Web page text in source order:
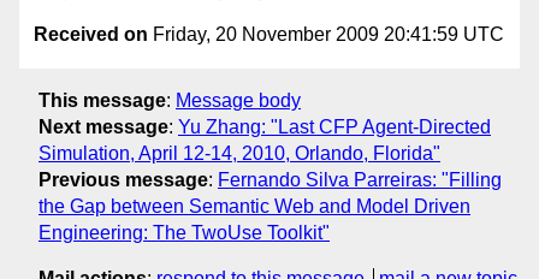
Received on Friday, 20 November 2009 20:41:59 UTC
This message: Message body
Next message: Yu Zhang: "Last CFP Agent-Directed
Simulation, April 12-14, 2010, Orlando, Florida"
Previous message: Fernando Silva Parreiras: "Filling
the Gap between Semantic Web and Model Driven
Engineering: The TwoUse Toolkit"